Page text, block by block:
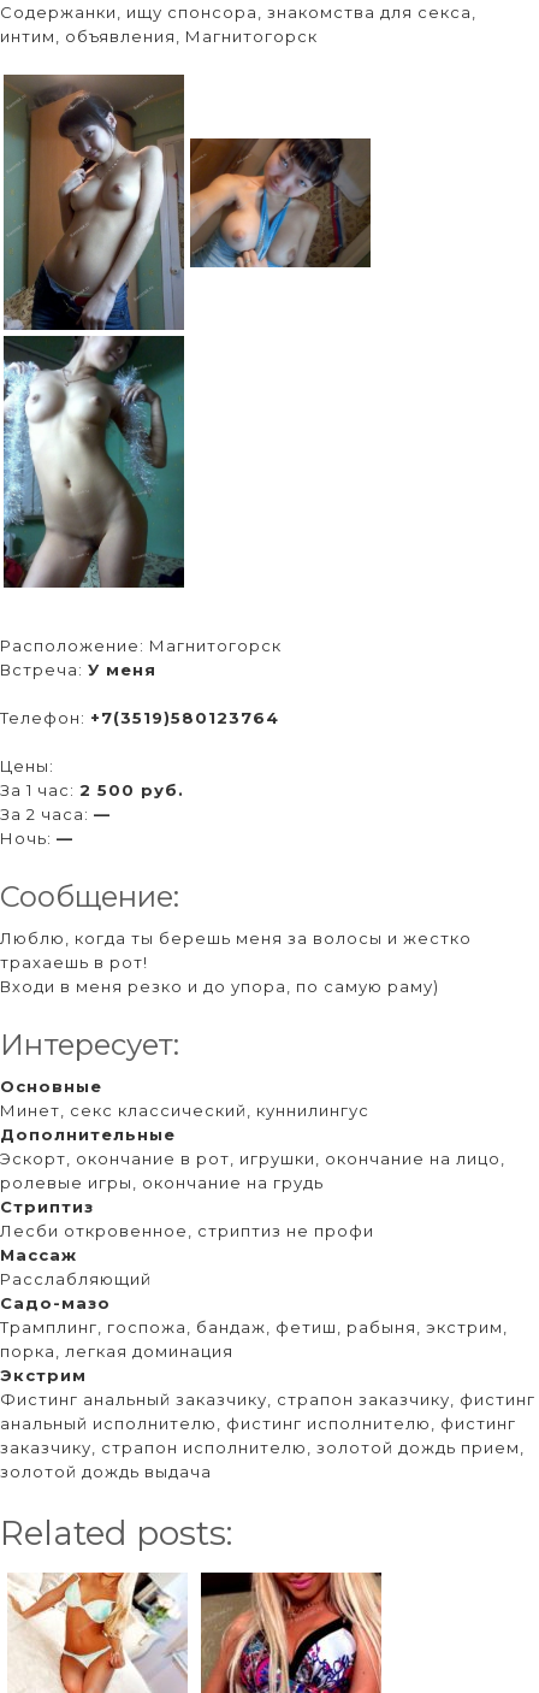
Содержанки, ищу спонсора, знакомства для секса,
интим, объявления, Магнитогорск
Расположение: Магнитогорск
Встреча: У меня
Телефон: +7(3519)580123764
Цены:
За 1 час: 2 500 руб.
За 2 часа: —
Ночь: —
Сообщение:
Люблю, когда ты берешь меня за волосы и жестко
трахаешь в рот!
Входи в меня резко и до упора, по самую раму)
Интересует:
Основные
Минет, секс классический, куннилингус
Дополнительные
Эскорт, окончание в рот, игрушки, окончание на лицо,
ролевые игры, окончание на грудь
Стриптиз
Лесби откровенное, стриптиз не профи
Массаж
Расслабляющий
Садо-мазо
Трамплинг, госпожа, бандаж, фетиш, рабыня, экстрим,
порка, легкая доминация
Экстрим
Фистинг анальный заказчику, страпон заказчику, фистинг
анальный исполнителю, фистинг исполнителю, фистинг
заказчику, страпон исполнителю, золотой дождь прием,
золотой дождь выдача
Related posts: